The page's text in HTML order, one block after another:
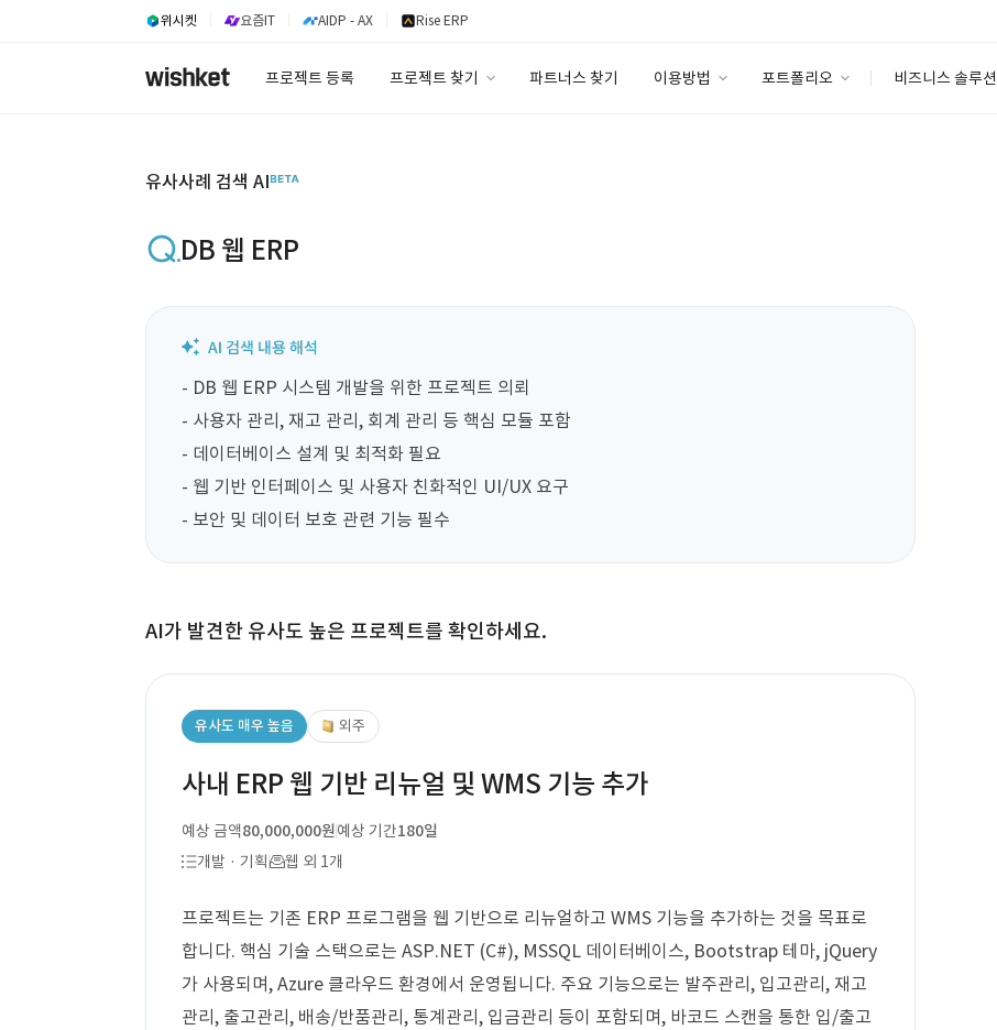
위시켓 요즘IT AIDP - AX Rise ERP
프로젝트 등록 프로젝트 찾기 파트너스 찾기 이용방법 포트폴리오 비즈니스 솔루션
유사사례 검색 AI
DB 웹 ERP
- DB 웹 ERP 시스템 개발을 위한 프로젝트 의뢰
- 사용자 관리, 재고 관리, 회계 관리 등 핵심 모듈 포함
- 데이터베이스 설계 및 최적화 필요
- 웹 기반 인터페이스 및 사용자 친화적인 UI/UX 요구
- 보안 및 데이터 보호 관련 기능 필수
AI가 발견한 유사도 높은 프로젝트를 확인하세요.
유사도 매우 높음 외주
사내 ERP 웹 기반 리뉴얼 및 WMS 기능 추가
예상 금액80,000,000원예상 기간180일
개발 · 기획
웹 외 1개
프로젝트는 기존 ERP 프로그램을 웹 기반으로 리뉴얼하고 WMS 기능을 추가하는 것을 목표로
합니다. 핵심 기술 스택으로는 ASP.NET (C#), MSSQL 데이터베이스, Bootstrap 테마, jQuery
가 사용되며, Azure 클라우드 환경에서 운영됩니다. 주요 기능으로는 발주관리, 입고관리, 재고
관리, 출고관리, 배송/반품관리, 통계관리, 입금관리 등이 포함되며, 바코드 스캔을 통한 입/출고